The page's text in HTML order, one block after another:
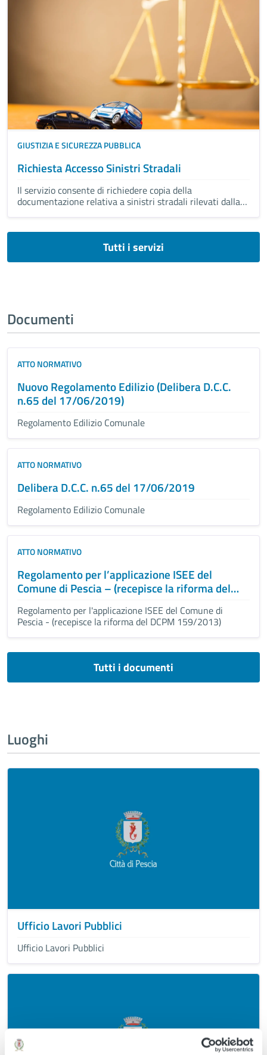
GIUSTIZIA E SICUREZZA PUBBLICA
Richiesta Accesso Sinistri Stradali
Il servizio consente di richiedere copia della
documentazione relativa a sinistri stradali rilevati dalla
interesse legittimo.
Tutti i servizi
Documenti
ATTO NORMATIVO
Nuovo Regolamento Edilizio (Delibera D.C.C.
n.65 del 17/06/2019)
Regolamento Edilizio Comunale
ATTO NORMATIVO
Delibera D.C.C. n.65 del 17/06/2019
Regolamento Edilizio Comunale
ATTO NORMATIVO
Regolamento per l’applicazione ISEE del
Comune di Pescia – (recepisce la riforma del
Regolamento per l'applicazione ISEE del Comune di
Pescia - (recepisce la riforma del DCPM 159/2013)
Tutti i documenti
Luoghi
Ufficio Lavori Pubblici
Ufficio Lavori Pubblici